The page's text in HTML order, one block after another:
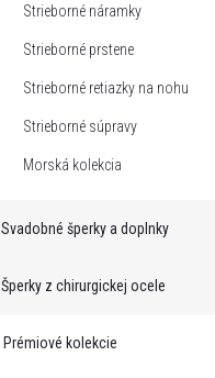
Strieborné náramky
Strieborné prstene
Strieborné retiazky na nohu
Strieborné súpravy
Morská kolekcia
Svadobné šperky a doplnky
Šperky z chirurgickej ocele
Prémiové kolekcie